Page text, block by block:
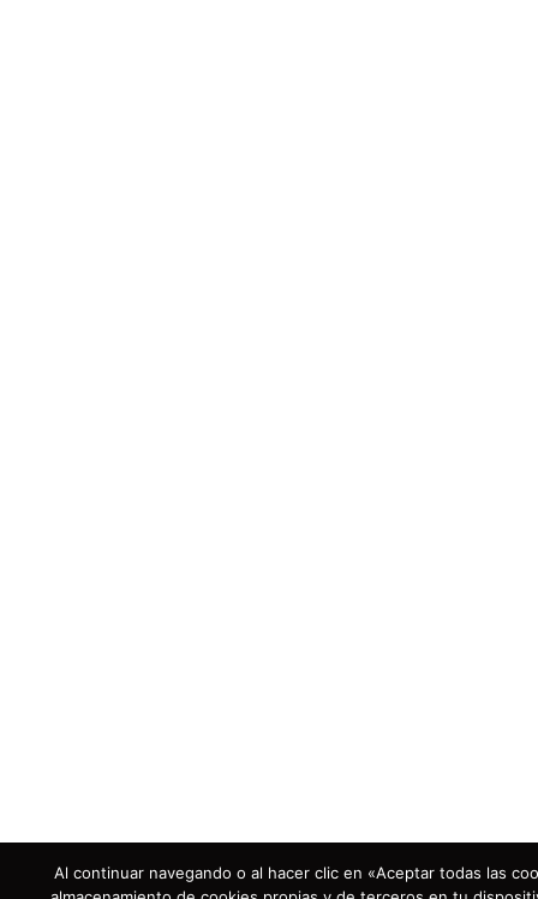
Al continuar navegando o al hacer clic en «Aceptar todas las